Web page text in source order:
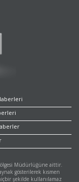
Müdürlüğüne aittir.
gösterilerek kısmen
şekilde kullanılamaz